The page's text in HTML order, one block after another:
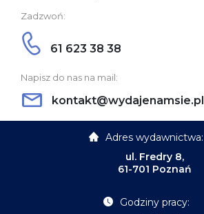
Zadzwoń:
61 623 38 38
Napisz do nas na mail:
kontakt@wydajenamsie.pl
Adres wydawnictwa:
ul. Fredry 8,
61-701 Poznań
Godziny pracy: